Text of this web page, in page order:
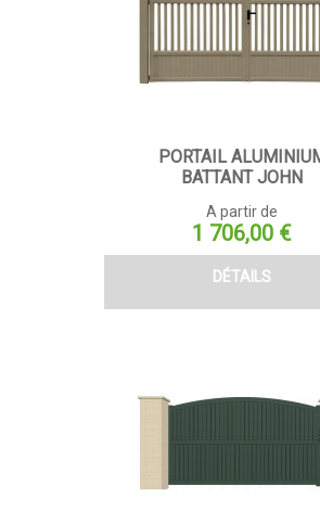
PORTAIL
BATTANT JOHN
A partir de
Prix
1 706,00 €
DÉTAILS